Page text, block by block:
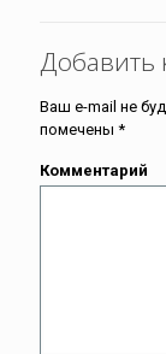
Добавить
Ваш e-mail не
помечены *
Комментарий